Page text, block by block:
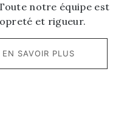
notre équipe est
et rigueur.
EN SAVOIR PLUS